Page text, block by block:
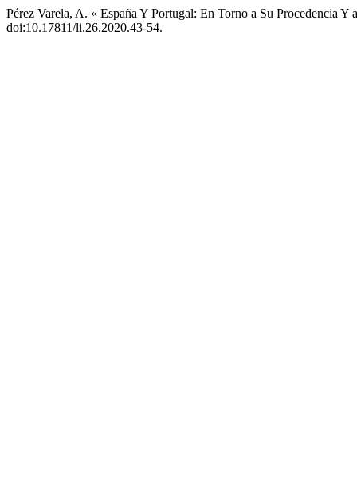
Pérez Varela, A. « España Y Portugal: En Torno a Su Procedencia Y
doi:10.17811/li.26.2020.43-54.